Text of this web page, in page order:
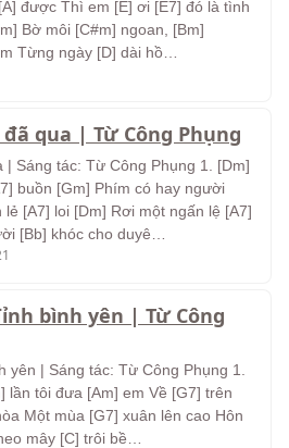
được Thì em [E] ơi [E7] đó là tình
Bờ môi [C#m] ngoan, [Bm]
Từng ngày [D] dài hồ…
qua | Từ Công Phụng
| Sáng tác: Từ Công Phụng 1. [Dm]
buồn [Gm] Phím có hay người
[A7] loi [Dm] Rơi một ngấn lệ [A7]
[Bb] khóc cho duyê…
bình yên | Từ Công
yên | Sáng tác: Từ Công Phụng 1.
lần tôi đưa [Am] em Về [G7] trên
Một mùa [G7] xuân lên cao Hôn
mây [C] trôi bề…